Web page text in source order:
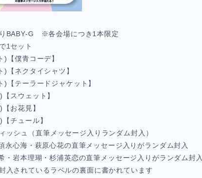
BABY-G ※各会場につき1本限定
1セット
)【僕青コーデ】
)【ネクタイシャツ】
【テーラードジャケット】
スウェット】
お花見】
チュール】
ッシュ（直筆メッセージ入りランダム封入）
心海・萩原心花の直筆メッセージ入りがランダム封入
岩本理瑚・杉浦英恋の直筆メッセージ入りがランダム封入
入されているラベルの裏面に書かれています